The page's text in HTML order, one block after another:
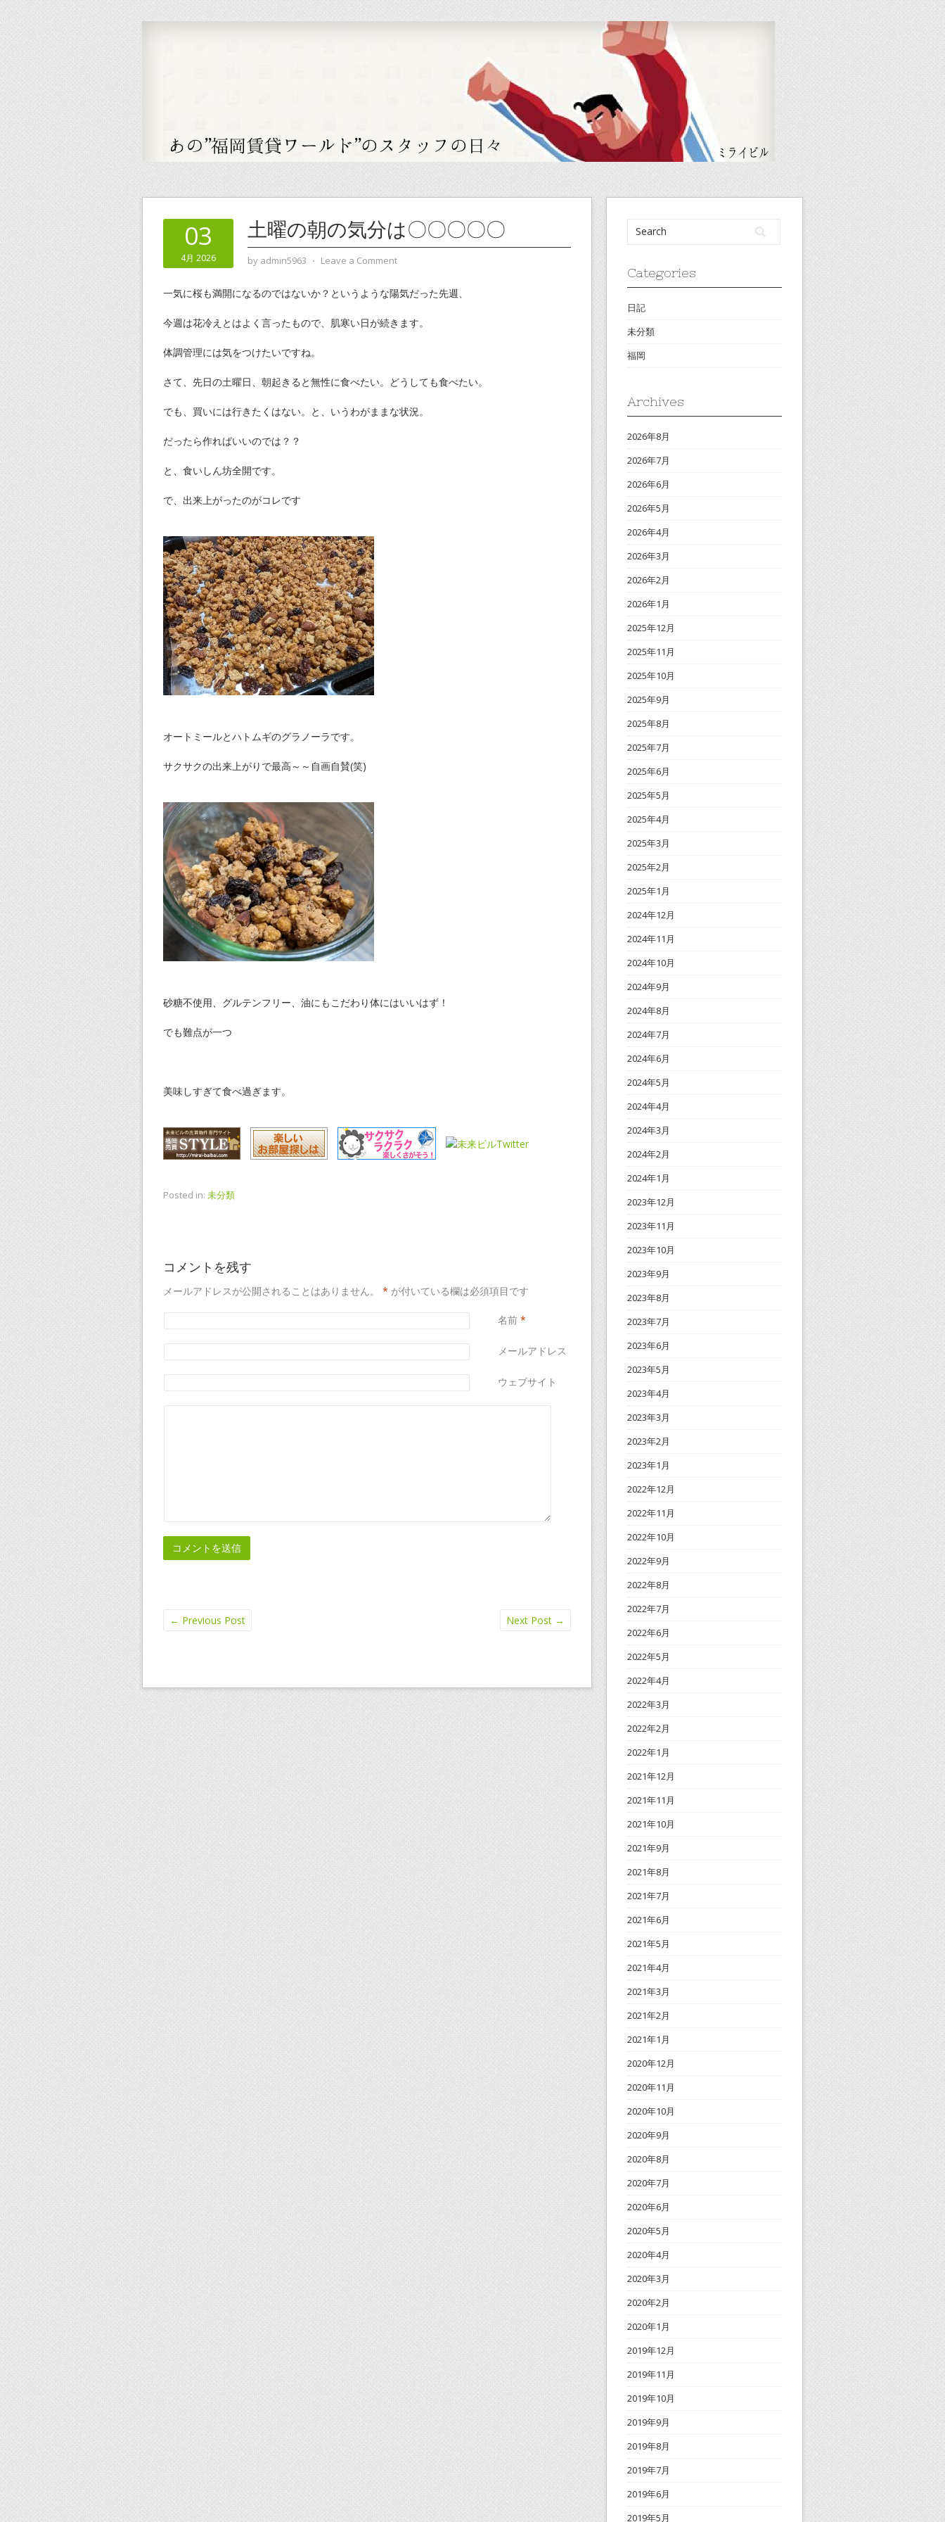
03
4月 2026
土曜の朝の気分は〇〇〇〇〇
by admin5963 ⋅ Leave a Comment
一気に桜も満開になるのではないか？というような陽気だった先週、
今週は花冷えとはよく言ったもので、肌寒い日が続きます。
体調管理には気をつけたいですね。
さて、先日の土曜日、朝起きると無性に食べたい。どうしても食べたい。
でも、買いには行きたくはない。と、いうわがままな状況。
だったら作ればいいのでは？？
と、食いしん坊全開です。
で、出来上がったのがコレです
オートミールとハトムギのグラノーラです。
サクサクの出来上がりで最高～～自画自賛(笑)
砂糖不使用、グルテンフリー、油にもこだわり体にはいいはず！
でも難点が一つ
美味しすぎて食べ過ぎます。
Posted in: 未分類
コメントを残す
メールアドレスが公開されることはありません。 * が付いている欄は必須項目です
名前 *
メールアドレス
ウェブサイト
← Previous Post Next Post →
Categories
日記
未分類
福岡
Archives
2026年8月
2026年7月
2026年6月
2026年5月
2026年4月
2026年3月
2026年2月
2026年1月
2025年12月
2025年11月
2025年10月
2025年9月
2025年8月
2025年7月
2025年6月
2025年5月
2025年4月
2025年3月
2025年2月
2025年1月
2024年12月
2024年11月
2024年10月
2024年9月
2024年8月
2024年7月
2024年6月
2024年5月
2024年4月
2024年3月
2024年2月
2024年1月
2023年12月
2023年11月
2023年10月
2023年9月
2023年8月
2023年7月
2023年6月
2023年5月
2023年4月
2023年3月
2023年2月
2023年1月
2022年12月
2022年11月
2022年10月
2022年9月
2022年8月
2022年7月
2022年6月
2022年5月
2022年4月
2022年3月
2022年2月
2022年1月
2021年12月
2021年11月
2021年10月
2021年9月
2021年8月
2021年7月
2021年6月
2021年5月
2021年4月
2021年3月
2021年2月
2021年1月
2020年12月
2020年11月
2020年10月
2020年9月
2020年8月
2020年7月
2020年6月
2020年5月
2020年4月
2020年3月
2020年2月
2020年1月
2019年12月
2019年11月
2019年10月
2019年9月
2019年8月
2019年7月
2019年6月
2019年5月